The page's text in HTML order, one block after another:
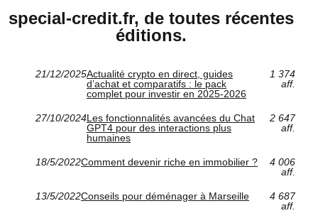
special-credit.fr, de toutes récentes
éditions.
21/12/2025Actualité crypto en direct, guides
d’achat et comparatifs : le pack
complet pour investir en 2025‑2026
1 374
aff.
27/10/2024Les fonctionnalités avancées du Chat
GPT4 pour des interactions plus
humaines
2 647
aff.
18/5/2022Comment devenir riche en immobilier ?
4 006
aff.
13/5/2022Conseils pour déménager à Marseille
4 687
aff.